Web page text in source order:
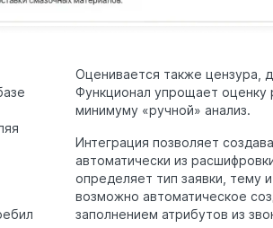
Оценивается также цензура,
Функционал упрощает оценку
минимуму «ручной» анализ.
Интеграция позволяет
автоматически из
определяет тип заявки, тему
возможно автоматическое
заполнением атрибутов из